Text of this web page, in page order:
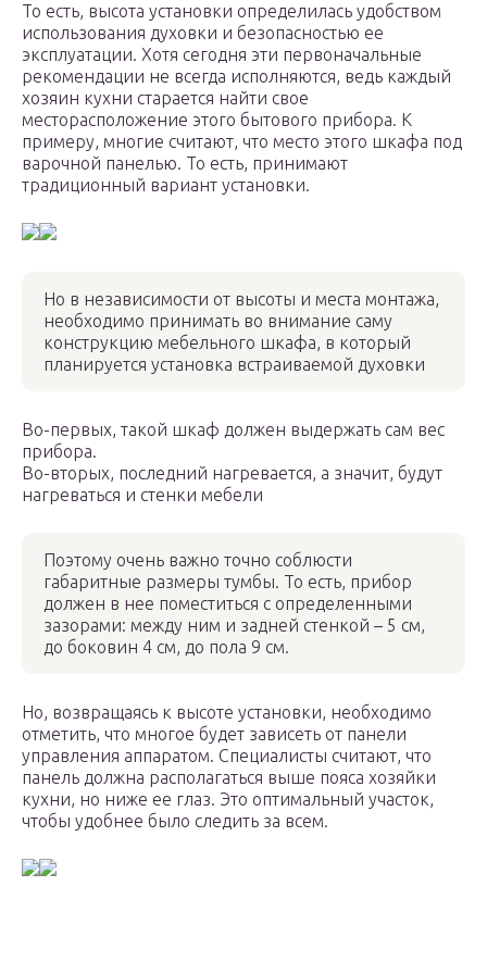
То есть, высота установки определилась удобством
использования духовки и безопасностью ее
эксплуатации. Хотя сегодня эти первоначальные
рекомендации не всегда исполняются, ведь каждый
хозяин кухни старается найти свое
месторасположение этого бытового прибора. К
примеру, многие считают, что место этого шкафа под
варочной панелью. То есть, принимают
традиционный вариант установки.
Но в независимости от высоты и места монтажа,
необходимо принимать во внимание саму
конструкцию мебельного шкафа, в который
планируется установка встраиваемой духовки
Во-первых, такой шкаф должен выдержать сам вес
прибора.
Во-вторых, последний нагревается, а значит, будут
нагреваться и стенки мебели
Поэтому очень важно точно соблюсти
габаритные размеры тумбы. То есть, прибор
должен в нее поместиться с определенными
зазорами: между ним и задней стенкой – 5 см,
до боковин 4 см, до пола 9 см.
Но, возвращаясь к высоте установки, необходимо
отметить, что многое будет зависеть от панели
управления аппаратом. Специалисты считают, что
панель должна располагаться выше пояса хозяйки
кухни, но ниже ее глаз. Это оптимальный участок,
чтобы удобнее было следить за всем.